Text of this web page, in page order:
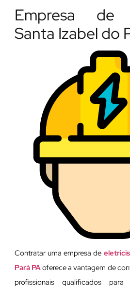
Empresa de
Santa Izabel do
Contratar uma empresa de
Pará PAoferece a vantagem de
profissionais qualificados